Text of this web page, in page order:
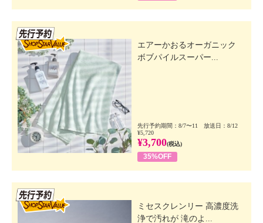
エアーかおるオーガニック
ボブパイルスーパー...
先行予約期間：8/7〜11 放送日：8/12
¥5,720
¥3,700(税込)
35%OFF
ミセスクレンリー 高濃度洗
浄で汚れが 滝のよ...